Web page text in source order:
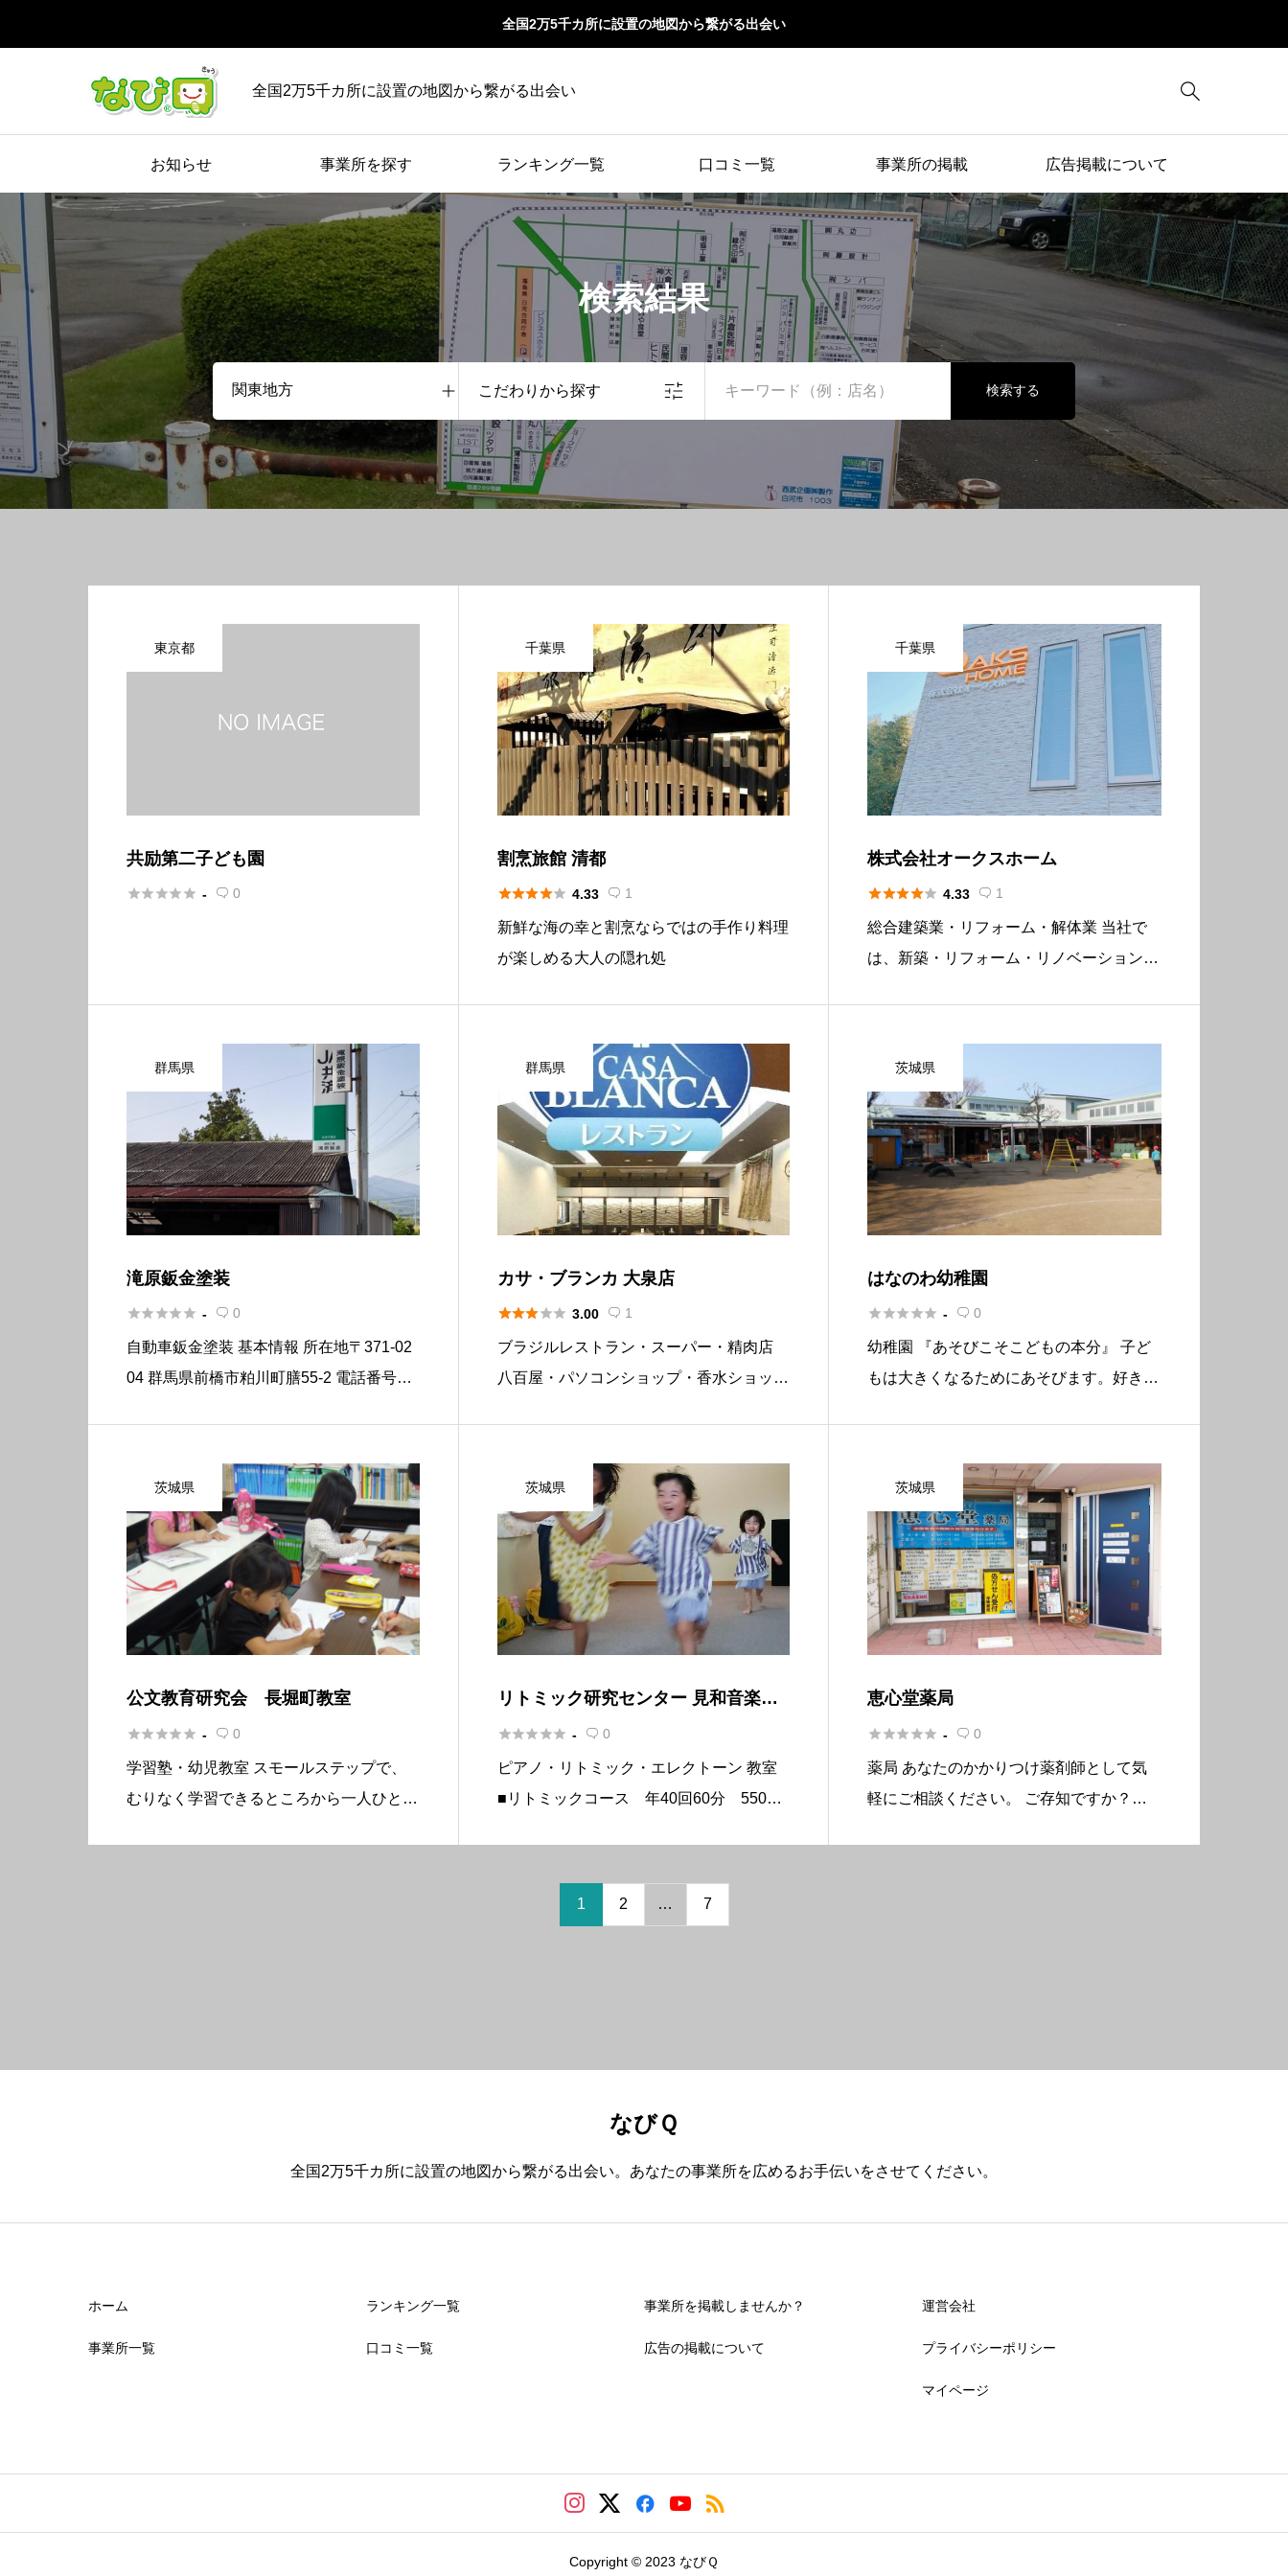
全国2万5千カ所に設置の地図から繋がる出会い
全国2万5千カ所に設置の地図から繋がる出会い 
お知らせ 事業所を探す ランキング一覧 口コミ一覧 事業所の掲載 広告掲載について
検索結果
こだわりから探す 検索する
東京都
共励第二子ども園
 -  0
千葉県
割烹旅館 清都
 4.33  1
新鮮な海の幸と割烹ならではの手作り料理
が楽しめる大人の隠れ処
千葉県
株式会社オークスホーム
 4.33  1
総合建築業・リフォーム・解体業 当社で
は、新築・リフォーム・リノベーションと
料にて行っておりますので、お気 […]
群馬県
滝原鈑金塗装
 -  0
自動車鈑金塗装 基本情報 所在地〒371-02
04 群馬県前橋市粕川町膳55-2 電話番号02
群馬県
カサ・ブランカ 大泉店
 3.00  1
ブラジルレストラン・スーパー・精肉店
八百屋・パソコンショップ・香水ショップ
ュッフェバイキングで楽しめるレストラ
ン、ブラジルをはじめ南米産直輸 […]
茨城県
はなのわ幼稚園
 -  0
幼稚園 『あそびこそこどもの本分』 子ど
もは大きくなるためにあそびます。好きな
間があればあそび呆けられる、そんな子ど
もをめざしています。 どうぞ […]
茨城県
公文教育研究会 長堀町教室
 -  0
学習塾・幼児教室 スモールステップで、
むりなく学習できるところから一人ひとり
茨城県
リトミック研究センター 見和音楽教
 -  0
ピアノ・リトミック・エレクトーン 教室
■リトミックコース 年40回60分 5500
茨城県
恵心堂薬局
 -  0
薬局 あなたのかかりつけ薬剤師として気
軽にご相談ください。 ご存知ですか？医
1 2 … 7
なびＱ
全国2万5千カ所に設置の地図から繋がる出会い。あなたの事業所を広めるお手伝いをさせてください。
ホーム
事業所一覧
ランキング一覧
口コミ一覧
事業所を掲載しませんか？
広告の掲載について
運営会社
プライバシーポリシー
マイページ
Copyright © 2023 なびＱ